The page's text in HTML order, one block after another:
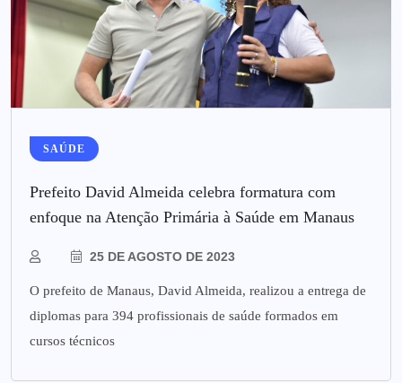
SAÚDE
Prefeito David Almeida celebra formatura com
enfoque na Atenção Primária à Saúde em Manaus
25 DE AGOSTO DE 2023
O prefeito de Manaus, David Almeida, realizou a entrega de
diplomas para 394 profissionais de saúde formados em
cursos técnicos